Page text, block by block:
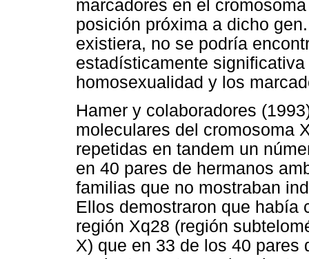
marcadores en el
posición próxima a dicho
existiera, no se podría
estadísticamente
homosexualidad y los
Hamer y colaboradores
moleculares del cromosoma
repetidas en tandem un
en 40 pares de hermanos
familias que no mostraban
Ellos demostraron que había
región Xq28 (región
X) que en 33 de los 40 pares